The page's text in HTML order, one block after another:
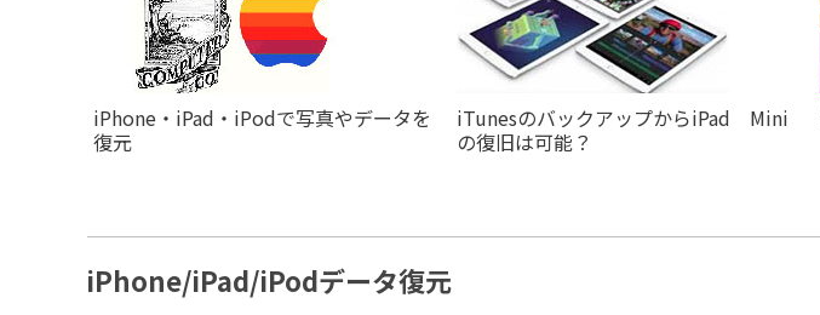
iPhone・iPad・iPodで写真やデータを
復元
iTunesのバックアップからiPad Mini
の復旧は可能？
iPhone/iPad/iPodデータ復元